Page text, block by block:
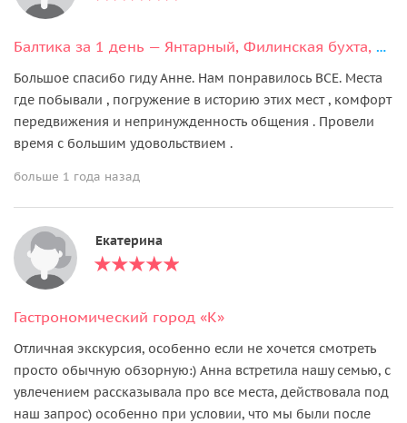
Балтика за 1 день — Янтарный, Филинская бухта, Светлогорск и Зеленоградск
Большое спасибо гиду Анне. Нам понравилось ВСЕ. Места
где побывали , погружение в историю этих мест , комфорт
передвижения и непринужденность общения . Провели
время с большим удовольствием .
больше 1 года назад
Екатерина
Гастрономический город «К»
Отличная экскурсия, особенно если не хочется смотреть
просто обычную обзорную:) Анна встретила нашу семью, с
увлечением рассказывала про все места, действовала под
наш запрос) особенно при условии, что мы были после